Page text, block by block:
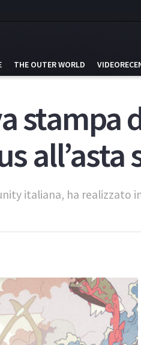
THE OUTER WORLD
stampa
all’asta
italiana, ha realizzato